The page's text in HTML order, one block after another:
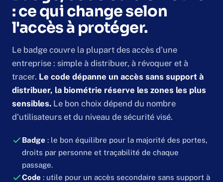
: ce qui change selon
l'accès à protéger.
Le badge couvre la plupart des accès d'une
entreprise : simple à distribuer, à révoquer et à
tracer. Le code dépanne un accès sans support à
distribuer, la biométrie réserve les zones les plus
sensibles. Le bon choix dépend du nombre
d'utilisateurs et du niveau de sécurité visé.
Badge : le bon équilibre pour la majorité des portes,
droits par personne et traçabilité de chaque
passage.
Code : utile pour un accès secondaire sans support à